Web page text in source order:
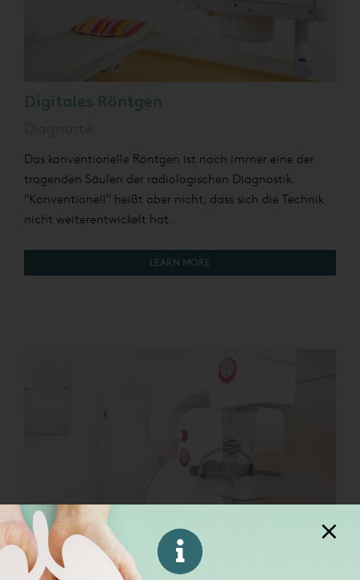
Digitales Röntgen
Diagnostik
Das konventionelle Röntgen ist noch immer eine der
tragenden Säulen der radiologischen Diagnostik.
"Konventionell" heißt aber nicht, dass sich die Technik
nicht weiterentwickelt hat.
LEARN MORE